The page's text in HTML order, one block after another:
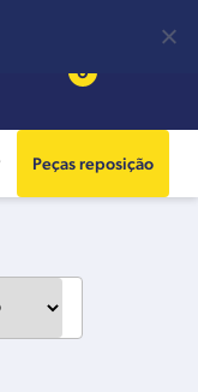
0
Peças reposição